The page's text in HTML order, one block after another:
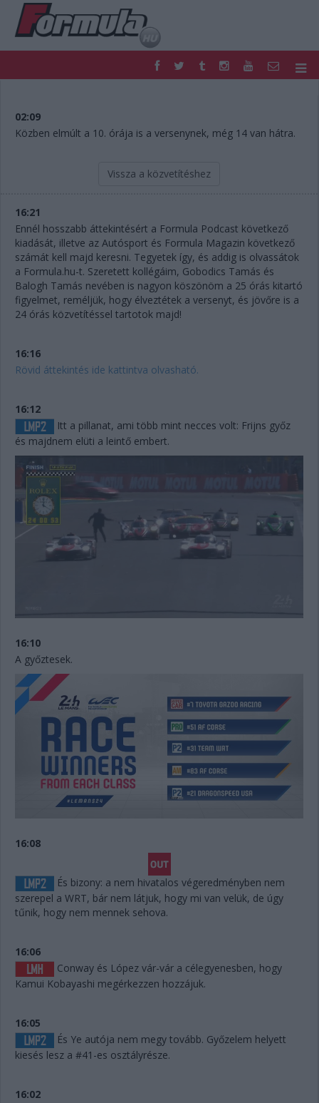
FORMULA
NEMZETKÖZI
HAZAI
VERSENYNAPTÁRAK
02:09
Közben elmúlt a 10. órája is a versenynek, még 14 van hátra.
Vissza a közvetítéshez
16:21
Ennél hosszabb áttekintésért a Formula Podcast következő
kiadását, illetve az Autósport és Formula Magazin következő
számát kell majd keresni. Tegyetek így, és addig is olvassátok
a Formula.hu-t. Szeretett kollégáim, Gobodics Tamás és
Balogh Tamás nevében is nagyon köszönöm a 25 órás kitartó
figyelmet, reméljük, hogy élveztétek a versenyt, és jövőre is a
24 órás közvetítéssel tartotok majd!
16:16
Rövid áttekintés ide kattintva olvasható.
16:12
Itt a pillanat, ami több mint necces volt: Frijns győz
és majdnem elüti a leintő embert.
16:10
A győztesek.
16:08
És bizony: a nem hivatalos végeredményben nem
szerepel a WRT, bár nem látjuk, hogy mi van velük, de úgy
tűnik, hogy nem mennek sehova.
16:06
Conway és López vár-vár a célegyenesben, hogy
Kamui Kobayashi megérkezzen hozzájuk.
16:05
És Ye autója nem megy tovább. Győzelem helyett
kiesés lesz a #41-es osztályrésze.
16:02